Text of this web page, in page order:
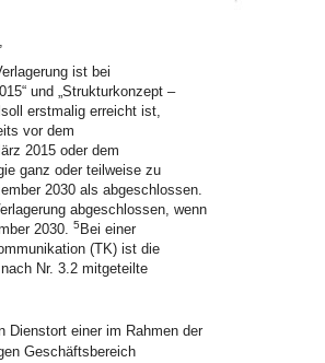
ist bei
und „Strukturkonzept –
erstmalig erreicht ist,
vor dem
2015 oder dem
ganz oder teilweise zu
2030 als abgeschlossen.
abgeschlossen, wenn
2030. 5 Bei einer
(TK) ist die
Nr. 3.2 mitgeteilte
Dienstort einer im Rahmen der
Geschäftsbereich